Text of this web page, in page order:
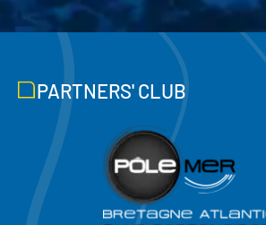
PARTNERS' CLUB